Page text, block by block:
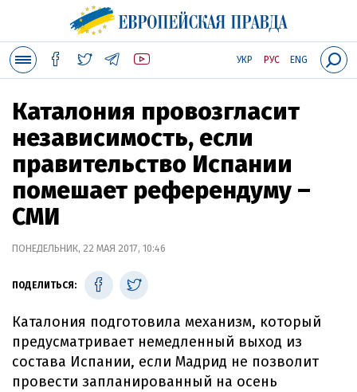
УКР РУС ENG
Каталония провозгласит
независимость, если
правительство Испании
помешает референдуму –
СМИ
ПОНЕДЕЛЬНИК, 22 МАЯ 2017, 10:46
ПОДЕЛИТЬСЯ:
Каталония подготовила механизм, который
предусматривает немедленный выход из
состава Испании, если Мадрид не позволит
провести запланированный на осень